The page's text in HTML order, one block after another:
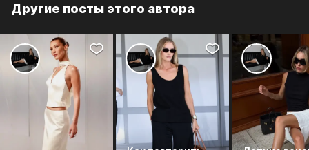
Другие посты этого автора